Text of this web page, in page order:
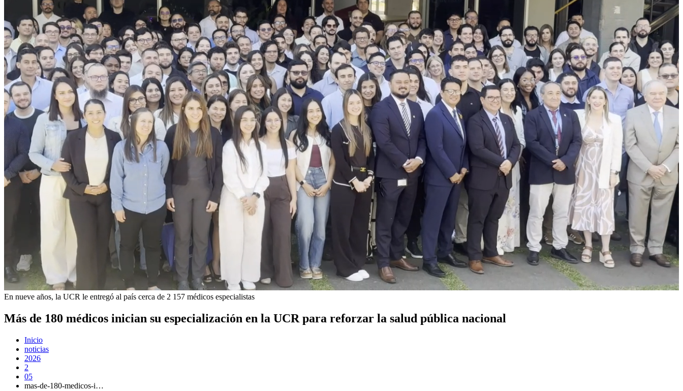
En nueve años, la UCR le entregó al país cerca de 2 157 médicos especialistas
Más de 180 médicos inician su especialización en la UCR para reforzar la salud pública nacional
Inicio
noticias
2026
2
05
mas-de-180-medicos-i…